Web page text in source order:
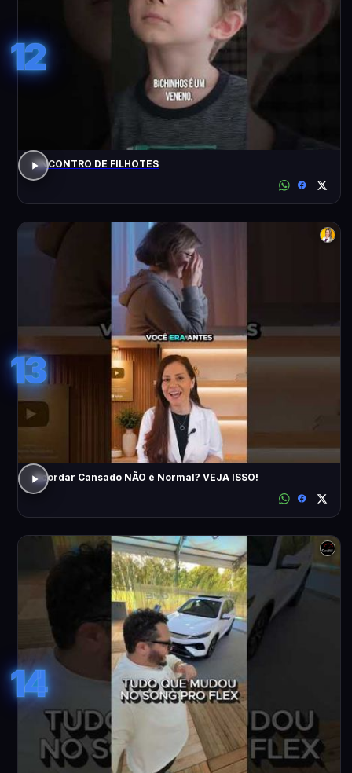
12
ENCONTRO DE FILHOTES
13
Acordar Cansado NÃO é Normal? VEJA ISSO!
14